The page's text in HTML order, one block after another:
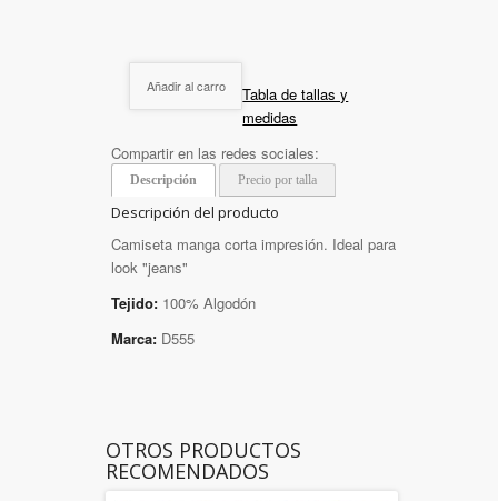
Añadir al carro
Tabla de tallas y
medidas
Compartir en las redes sociales:
Descripción Precio por talla
Descripción del producto
Camiseta manga corta impresión. Ideal para
look "jeans"
Tejido: 100% Algodón
Marca: D555
OTROS PRODUCTOS
RECOMENDADOS